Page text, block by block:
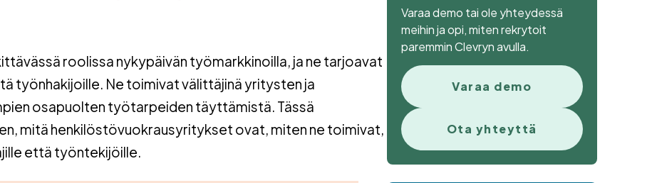
roolissa nykypäivän työmarkkinoilla, ja ne tarjoavat
työnhakijoille. Ne toimivat välittäjinä yritysten ja
osapuolten työtarpeiden täyttämistä. Tässä
mitä henkilöstövuokrausyritykset ovat, miten ne toimivat,
että työntekijöille.
Varaa demo tai ole yhteydessä
meihin ja opi, miten rekrytoit
paremmin Clevryn avulla.
Varaa demo
Ota yhteyttä